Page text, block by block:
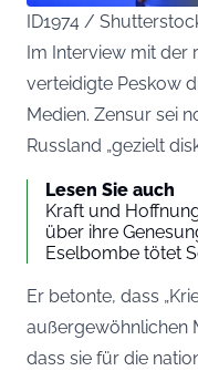
ID1974 /
Im Interview mit der
verteidigte Peskow
Medien. Zensur sei
Russland „gezielt
Lesen Sie auch
Kraft und
über ihre
Eselbombe tötet
Er betonte, dass
außergewöhnlichen
dass sie für die